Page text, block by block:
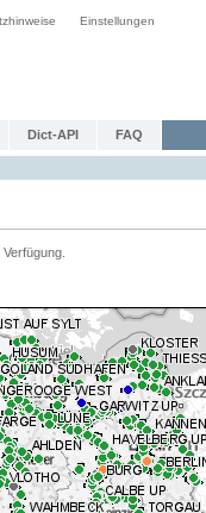
Einstellungen
Dict-API FAQ